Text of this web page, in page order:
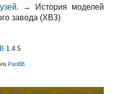
→
История моделей
завода (ХВЗ)
1.4.5
PanBB